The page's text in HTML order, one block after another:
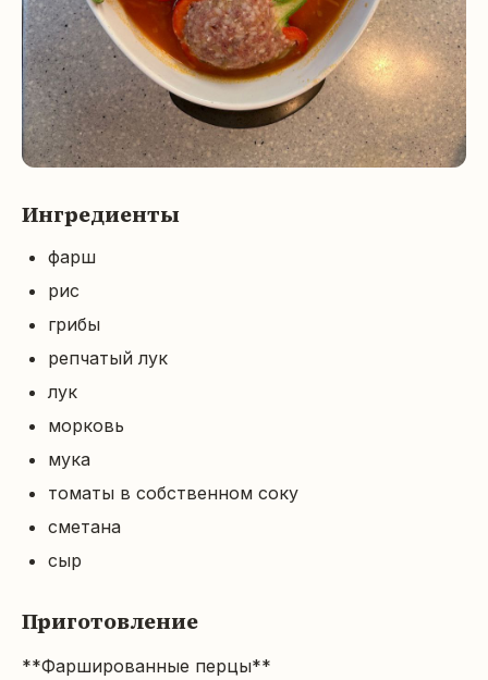
Ингредиенты
фарш
рис
грибы
репчатый лук
лук
морковь
мука
томаты в собственном соку
сметана
сыр
Приготовление
**Фаршированные перцы**